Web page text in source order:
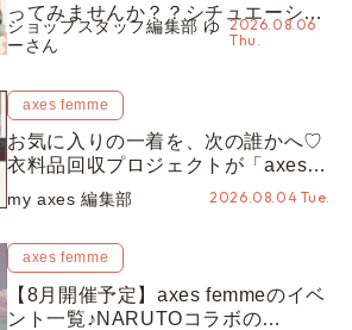
ってみませんか？？シチュエーショ
ン別“かんざし”のオススメ【ショッ
プスタッフ編集部】
ショップスタッフ編集部 ゆ
ーさん
2026.08.06
Thu.
axes femme
お気に入りの一着を、次の誰かへ♡
衣料品回収プロジェクトが「axes
LOOP」にアップデート！活用する
とポイントが手に入る◎
my axes 編集部 2026.08.04 Tue.
axes femme
【8月開催予定】axes femmeのイベ
ント一覧♪NARUTOコラボの